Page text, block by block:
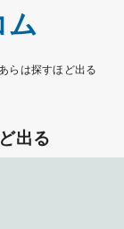
ム
らは探すほど出る
出る